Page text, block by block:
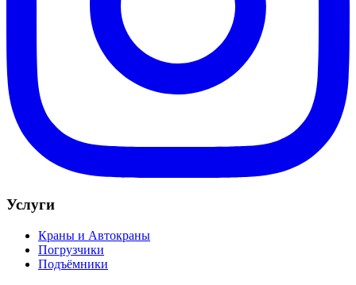
Услуги
Краны и Автокраны
Погрузчики
Подъёмники